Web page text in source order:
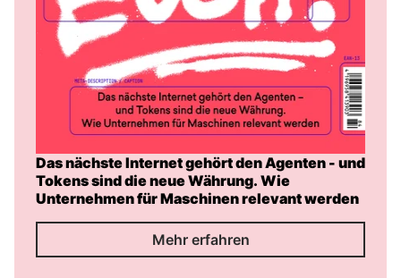
Das nächste Internet gehört den Agenten - und
Tokens sind die neue Währung. Wie
Unternehmen für Maschinen relevant werden
Mehr erfahren